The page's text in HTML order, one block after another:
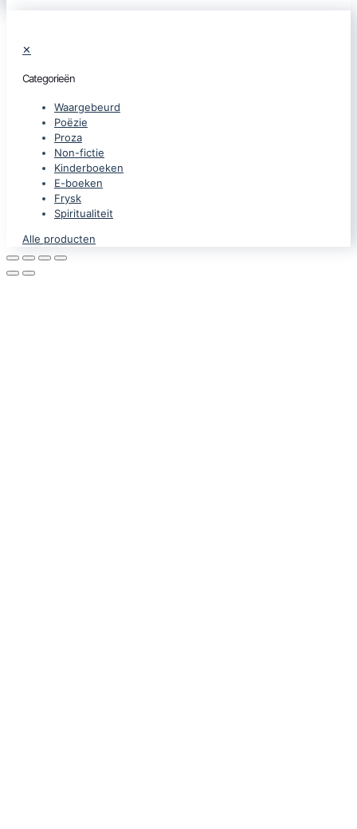
✕
Categorieën
Waargebeurd
Poëzie
Proza
Non-fictie
Kinderboeken
E-boeken
Frysk
Spiritualiteit
Alle producten